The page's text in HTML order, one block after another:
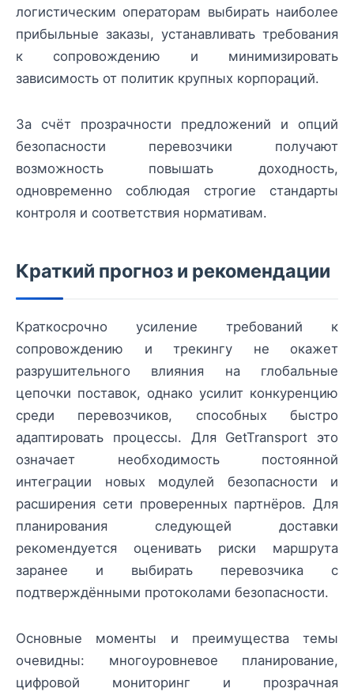
логистическим операторам выбирать наиболее
прибыльные заказы, устанавливать требования
к сопровождению и минимизировать
зависимость от политик крупных корпораций.
За счёт прозрачности предложений и опций
безопасности перевозчики получают
возможность повышать доходность,
одновременно соблюдая строгие стандарты
контроля и соответствия нормативам.
Краткий прогноз и рекомендации
Краткосрочно усиление требований к
сопровождению и трекингу не окажет
разрушительного влияния на глобальные
цепочки поставок, однако усилит конкуренцию
среди перевозчиков, способных быстро
адаптировать процессы. Для GetTransport это
означает необходимость постоянной
интеграции новых модулей безопасности и
расширения сети проверенных партнёров. Для
планирования следующей доставки
рекомендуется оценивать риски маршрута
заранее и выбирать перевозчика с
подтверждёнными протоколами безопасности.
Основные моменты и преимущества темы
очевидны: многоуровневое планирование,
цифровой мониторинг и прозрачная